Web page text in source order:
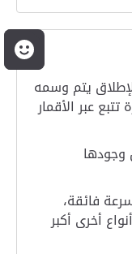
يتم وسمه
عبر الأقمار
وجودها
فائقة،
أخرى أكبر